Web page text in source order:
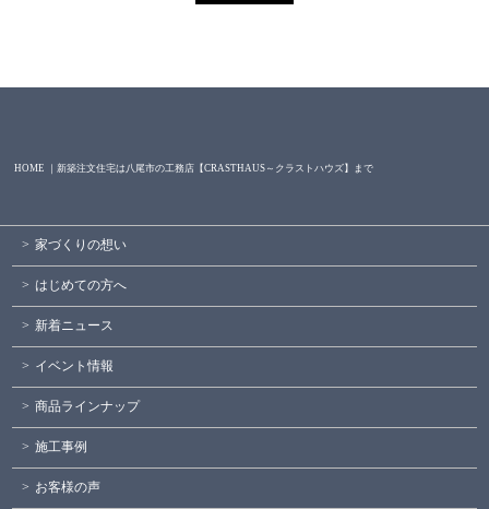
HOME ｜新築注文住宅は八尾市の工務店【CRASTHAUS～クラストハウズ】まで
家づくりの想い
はじめての方へ
新着ニュース
イベント情報
商品ラインナップ
施工事例
お客様の声